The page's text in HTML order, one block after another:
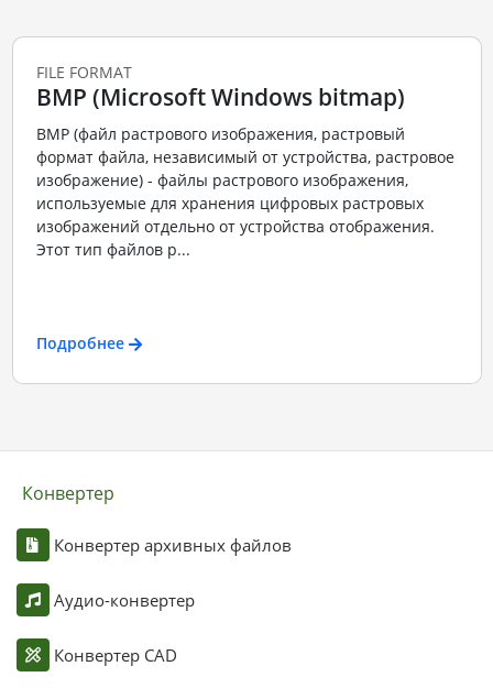
FILE FORMAT
BMP (Microsoft Windows bitmap)
BMP (файл растрового изображения, растровый
формат файла, независимый от устройства, растровое
изображение) - файлы растрового изображения,
используемые для хранения цифровых растровых
изображений отдельно от устройства отображения.
Этот тип файлов р...
Подробнее
Конвертер
Конвертер архивных файлов
Аудио-конвертер
Конвертер CAD